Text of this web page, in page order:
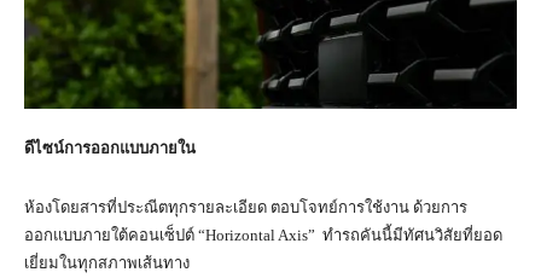
ดีไซน์การออกแบบภายใน
ห้องโดยสารที่ประณีตทุกรายละเอียด ตอบโจทย์การใช้งาน ด้วยการ
ออกแบบภายใต้คอนเซ็ปต์ “Horizontal Axis” ทำรถคันนี้มีทัศนวิสัยที่ยอด
เยี่ยมในทุกสภาพเส้นทาง